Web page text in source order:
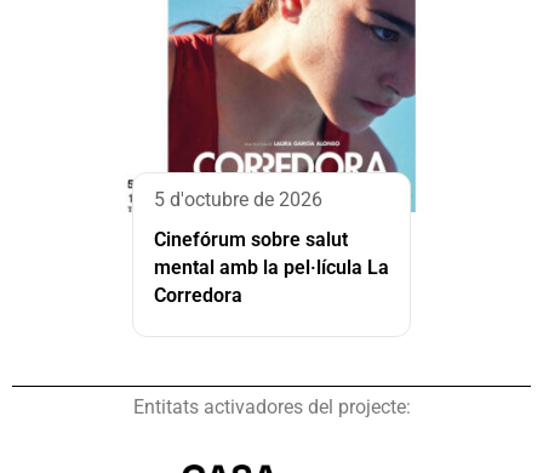
5 d'octubre de 2026
Cinefórum sobre salut
mental amb la pel·lícula La
Corredora
Entitats activadores del projecte: